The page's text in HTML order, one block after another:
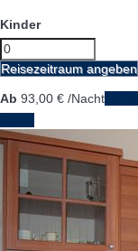
Kinder
Reisezeitraum angeben
Ab 93, 00 € /Nacht